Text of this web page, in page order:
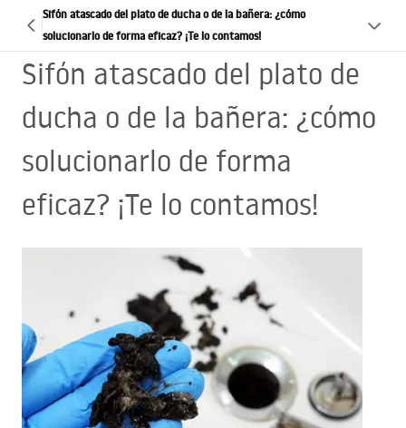
Sifón atascado del plato de ducha o de la bañera: ¿cómo
solucionarlo de forma eficaz? ¡Te lo contamos!
Sifón atascado del plato de
ducha o de la bañera: ¿cómo
solucionarlo de forma
eficaz? ¡Te lo contamos!